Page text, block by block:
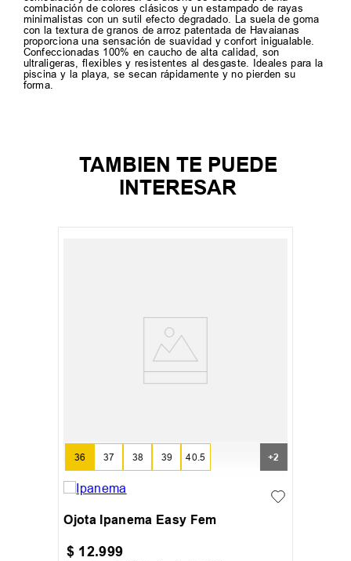
combinación de colores clásicos y un estampado de rayas
minimalistas con un sutil efecto degradado. La suela de goma
con la textura de granos de arroz patentada de Havaianas
proporciona una sensación de suavidad y confort inigualable.
Confeccionadas 100% en caucho de alta calidad, son
ultraligeras, flexibles y resistentes al desgaste. Ideales para la
piscina y la playa, se secan rápidamente y no pierden su
forma.
TAMBIEN TE PUEDE
INTERESAR
36 37 38 39 40.5 +2
Ojota Ipanema Easy Fem
$ 12.999